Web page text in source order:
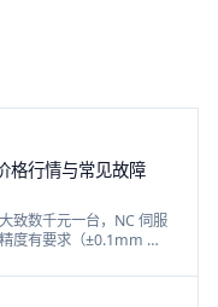
格行情与常见故障
致数千元一台，NC 伺服
度有要求（±0.1mm 以
与两类送料机的常见故